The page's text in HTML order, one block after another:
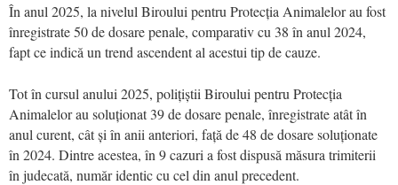
În anul 2025, la nivelul Biroului pentru Protecția Animalelor au fost
înregistrate 50 de dosare penale, comparativ cu 38 în anul 2024,
fapt ce indică un trend ascendent al acestui tip de cauze.
Tot în cursul anului 2025, polițiștii Biroului pentru Protecția
Animalelor au soluționat 39 de dosare penale, înregistrate atât în
anul curent, cât și în anii anteriori, față de 48 de dosare soluționate
în 2024. Dintre acestea, în 9 cazuri a fost dispusă măsura trimiterii
în judecată, număr identic cu cel din anul precedent.